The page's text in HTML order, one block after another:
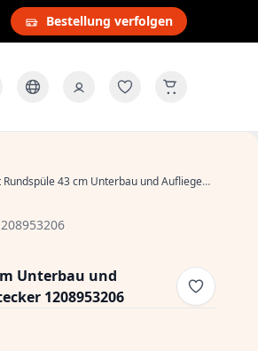
Bestellung verfolgen
und Aufliegend, mit Hahnloch, mit Edelstahlstecker 1208953206
Unterbau und
1208953206